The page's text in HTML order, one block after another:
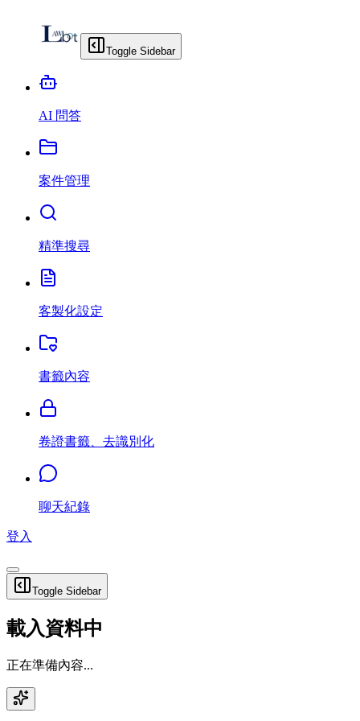
Toggle Sidebar
AI 問答
案件管理
精準搜尋
客製化設定
書籤內容
卷證書籤、去識別化
聊天紀錄
登入
Toggle Sidebar
載入資料中
正在準備內容...